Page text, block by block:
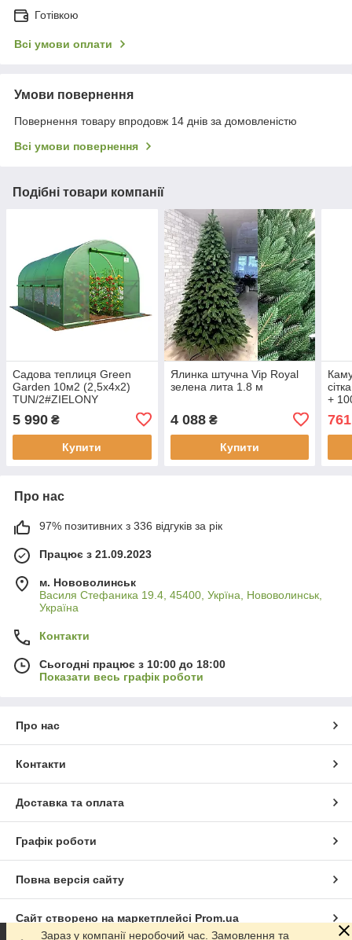
Готівкою
Всі умови оплати
Умови повернення
Повернення товару впродовж 14 днів за домовленістю
Всі умови повернення
Подібні товари компанії
Садова теплиця Green
Garden 10м2 (2,5х4х2)
TUN/2#ZIELONY
5 990 ₴
Купити
Ялинка штучна Vip Royal
зелена лита 1.8 м
4 088₴
Купити
+
Про нас
97% позитивних з 336 відгуків за рік
Працює з 21.09.2023
м. Нововолинськ
Василя Стефаника 19.4, 45400, Укрїна, Нововолинськ,
Україна
Контакти
Сьогодні працює з 10:00 до 18:00
Показати весь графік роботи
Про нас
Контакти
Доставка та оплата
Графік роботи
Повна версія сайту
Сайт створено на маркетплейсі Prom.ua
Зараз у компанії неробочий час. Замовлення та